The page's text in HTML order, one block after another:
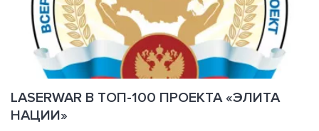
LASERWAR В ТОП-100 ПРОЕКТА «ЭЛИТА
НАЦИИ»